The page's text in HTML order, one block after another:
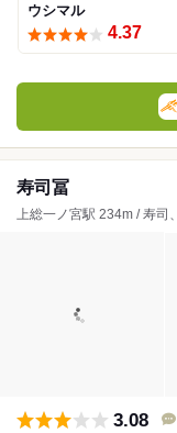
ウシマル
4.37
寿司冨
上総一ノ宮駅 234m / 寿司
3.08